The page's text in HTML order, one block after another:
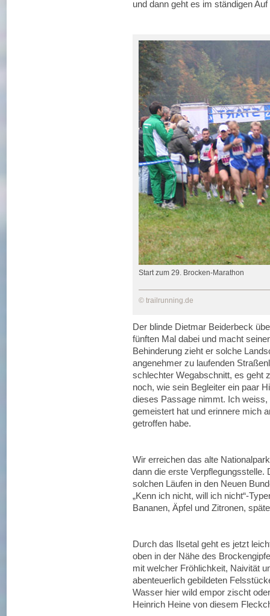
und dann geht es im ständigen
Start zum 29. Brocken-Marathon
© trailrunning.de
Der blinde Dietmar Beiderbeck
fünften Mal dabei und macht
Behinderung zieht er solche
angenehmer zu laufenden
schlechter Wegabschnitt, es geht
noch, wie sein Begleiter ein paar
dieses Passage nimmt. Ich
gemeistert hat und erinnere mich
getroffen habe.
Wir erreichen das alte
dann die erste
solchen Läufen in den Neuen
„Kenn ich nicht, will ich nicht“-
Bananen, Äpfel und Zitronen,
Durch das Ilsetal geht es jetzt
oben in der Nähe des
mit welcher Fröhlichkeit, Naivität
abenteuerlich gebildeten
Wasser hier wild empor zischt
Heinrich Heine von diesem